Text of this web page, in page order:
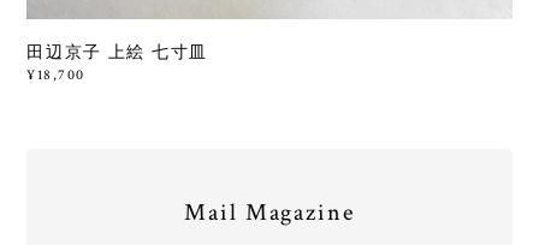
田辺京子 上絵 七寸皿
¥18,700
Mail Magazine